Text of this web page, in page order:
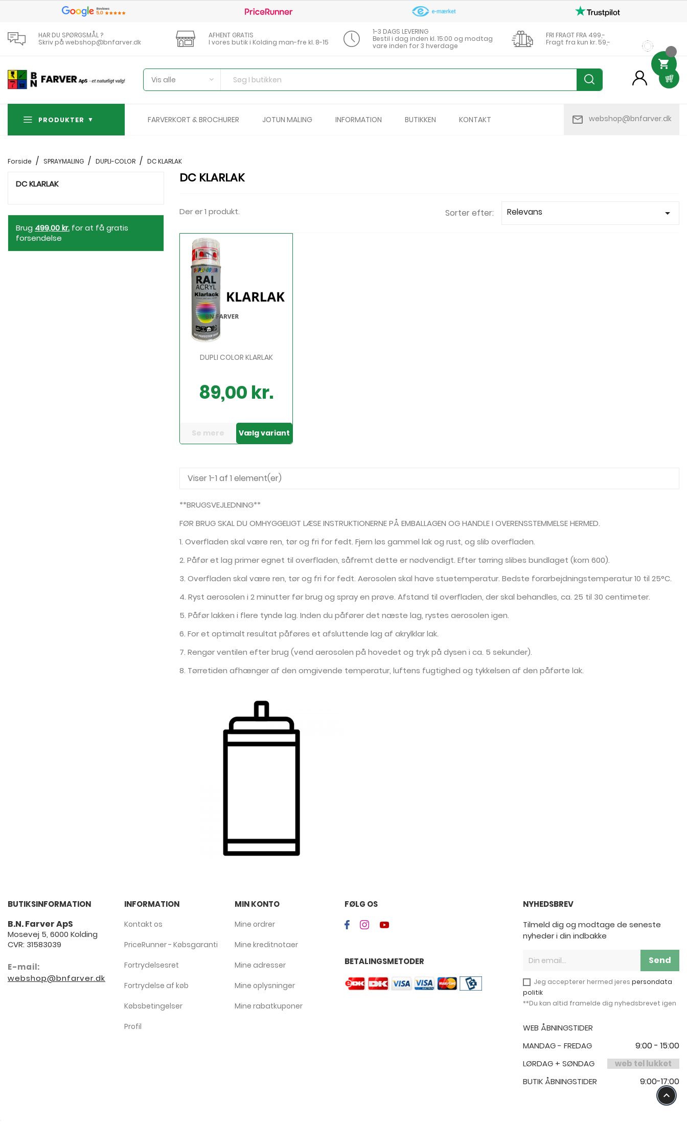
HAR DU SPØRGSMÅL ?
Skriv på webshop@bnfarver.dk
AFHENT GRATIS
I vores butik i Kolding man-fre kl. 8-15
1-3 DAGS LEVERING
Bestil i dag inden kl. 15:00 og modtag
vare inden for 3 hverdage
FRI FRAGT FRA 499,-
Fragt fra kun kr. 59,-
Vis alle person
PRODUKTER FARVERKORT & BROCHURER JOTUN MALING INFORMATION BUTIKKEN KONTAKT mail_outline webshop@bnfarver.dk
Forside SPRAYMALING DUPLI-COLOR DC KLARLAK
DC KLARLAK
Brug 499,00 kr. for at få gratis
forsendelse
DC KLARLAK
Der er 1 produkt. Sorter efter: Relevans 
DUPLI COLOR KLARLAK
89,00 kr.
Se mere Vælg variant
Viser 1-1 af 1 element(er)
**BRUGSVEJLEDNING**
FØR BRUG SKAL DU OMHYGGELIGT LÆSE INSTRUKTIONERNE PÅ EMBALLAGEN OG HANDLE I OVERENSSTEMMELSE HERMED.
1. Overfladen skal være ren, tør og fri for fedt. Fjern løs gammel lak og rust, og slib overfladen.
2. Påfør et lag primer egnet til overfladen, såfremt dette er nødvendigt. Efter tørring slibes bundlaget (korn 600).
3. Overfladen skal være ren, tør og fri for fedt. Aerosolen skal have stuetemperatur. Bedste forarbejdningstemperatur 10 til 25°C.
4. Ryst aerosolen i 2 minutter før brug og spray en prøve. Afstand til overfladen, der skal behandles, ca. 25 til 30 centimeter.
5. Påfør lakken i flere tynde lag. Inden du påfører det næste lag, rystes aerosolen igen.
6. For et optimalt resultat påføres et afsluttende lag af akrylklar lak.
7. Rengør ventilen efter brug (vend aerosolen på hovedet og tryk på dysen i ca. 5 sekunder).
8. Tørretiden afhænger af den omgivende temperatur, luftens fugtighed og tykkelsen af den påførte lak.
BUTIKSINFORMATION
B.N. Farver ApS
Mosevej 5, 6000 Kolding
CVR: 31583039
E-mail:
webshop@bnfarver.dk
INFORMATION
Kontakt os
PriceRunner - Købsgaranti
Fortrydelsesret
Fortrydelse af køb
Købsbetingelser
Profil
MIN KONTO
Mine ordrer
Mine kreditnotaer
Mine adresser
Mine oplysninger
Mine rabatkuponer
FØLG OS
BETALINGSMETODER
NYHEDSBREV
Tilmeld dig og modtage de seneste
nyheder i din indbakke
Send
Jeg accepterer hermed jeres persondata
politik
**Du kan altid framelde dig nyhedsbrevet igen
WEB ÅBNINGSTIDER
MANDAG - FREDAG
9:00 - 15:00
LØRDAG + SØNDAG
web tel lukket
BUTIK ÅBNINGSTIDER
9:00-17:00
keyboard_arrow_up
